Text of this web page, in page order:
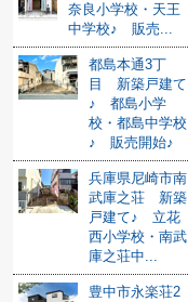
奈良小学校・天王
中学校♪ 販売...
都島本通3丁
目 新築戸建て
♪ 都島小学
校・都島中学校
♪ 販売開始♪
兵庫県尼崎市南
武庫之荘 新築
戸建て♪ 立花
西小学校・南武
庫之荘中...
豊中市永楽荘2